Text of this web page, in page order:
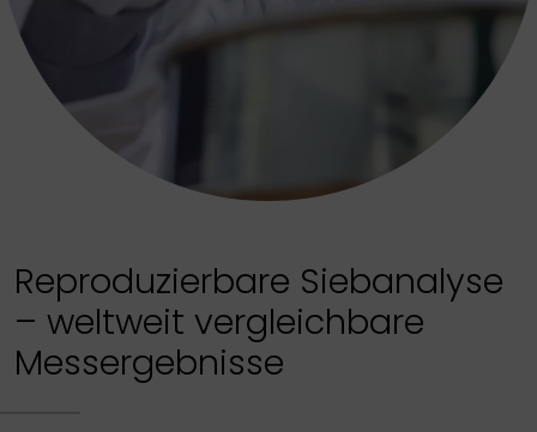
Reproduzierbare Siebanalyse
– weltweit vergleichbare
Messergebnisse